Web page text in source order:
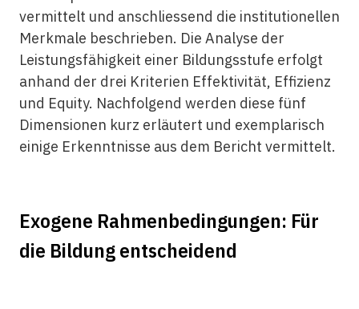
vermittelt und anschliessend die institutionellen
Merkmale beschrieben. Die Analyse der
Leistungsfähigkeit einer Bildungsstufe erfolgt
anhand der drei Kriterien Effektivität, Effizienz
und Equity. Nachfolgend werden diese fünf
Dimensionen kurz erläutert und exemplarisch
einige Erkenntnisse aus dem Bericht vermittelt.
Exogene Rahmenbedingungen: Für
die Bildung entscheidend